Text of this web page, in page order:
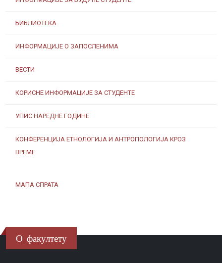
БИБЛИОТЕКА
ИНФОРМАЦИЈЕ О ЗАПОСЛЕНИМА
ВЕСТИ
КОРИСНЕ ИНФОРМАЦИЈЕ ЗА СТУДЕНТЕ
УПИС НАРЕДНЕ ГОДИНЕ
КОНФЕРЕНЦИЈА ЕТНОЛОГИЈА И АНТРОПОЛОГИЈА КРОЗ
ВРЕМЕ
МАПА СПРАТА
О факултету